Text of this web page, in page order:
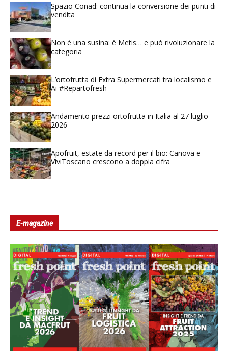
Spazio Conad: continua la conversione dei punti di
vendita
Non è una susina: è Metis… e può rivoluzionare la
categoria
L’ortofrutta di Extra Supermercati tra localismo e
Ai #Repartofresh
Andamento prezzi ortofrutta in Italia al 27 luglio
2026
Apofruit, estate da record per il bio: Canova e
ViviToscano crescono a doppia cifra
E-magazine